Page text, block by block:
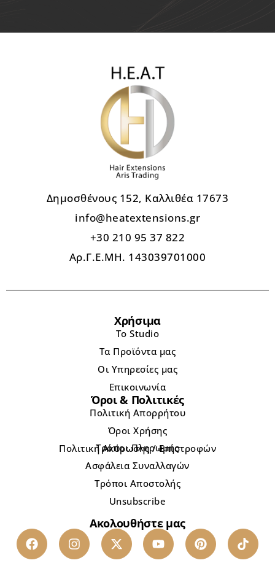
Δημοσθένους 152, Καλλιθέα 17673
info@heatextensions.gr
+30 210 95 37 822
Αρ.Γ.Ε.ΜΗ. 143039701000
Χρήσιμα
Το Studio
Τα Προϊόντα μας
Οι Υπηρεσίες μας
Επικοινωνία
Όροι & Πολιτικές
Πολιτική Απορρήτου
Όροι Χρήσης
Πολιτική Ακύρωσης / Επιστροφών
Τρόποι Πληρωμής
Ασφάλεια Συναλλαγών
Τρόποι Αποστολής
Unsubscribe
Ακολουθήστε μας